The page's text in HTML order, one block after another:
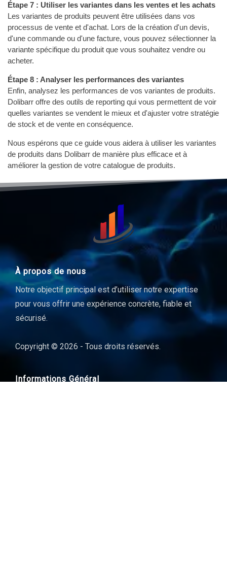
Étape 7 : Utiliser les variantes dans les ventes et les achats
Les variantes de produits peuvent être utilisées dans vos
processus de vente et d'achat. Lors de la création d'un devis,
d'une commande ou d'une facture, vous pouvez sélectionner la
variante spécifique du produit que vous souhaitez vendre ou
acheter.
Étape 8 : Analyser les performances des variantes
Enfin, analysez les performances de vos variantes de produits.
Dolibarr offre des outils de reporting qui vous permettent de voir
quelles variantes se vendent le mieux et d'ajuster votre stratégie
de stock et de vente en conséquence.
Nous espérons que ce guide vous aidera à utiliser les variantes
de produits dans Dolibarr de manière plus efficace et à
améliorer la gestion de votre catalogue de produits.
À propos de nous
Notre objectif principal est d’utiliser notre expertise
pour vous offrir une expérience concrète, fiable et
sécurisé.
Copyright © 2026 - Tous droits réservés.
Informations Général